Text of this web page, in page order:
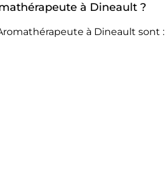
à Dineault ?
à Dineault sont :